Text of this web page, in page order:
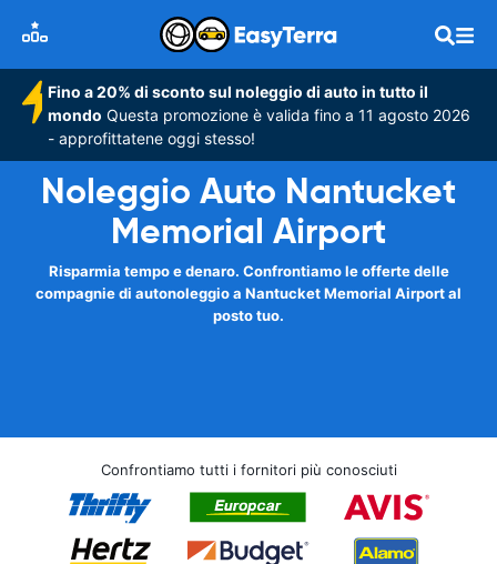
Fino a 20% di sconto sul noleggio di auto in tutto il
mondo Questa promozione è valida fino a 11 agosto 2026
- approfittatene oggi stesso!
Noleggio Auto Nantucket
Memorial Airport
Risparmia tempo e denaro. Confrontiamo le offerte delle
compagnie di autonoleggio a Nantucket Memorial Airport al
posto tuo.
Confrontiamo tutti i fornitori più conosciuti